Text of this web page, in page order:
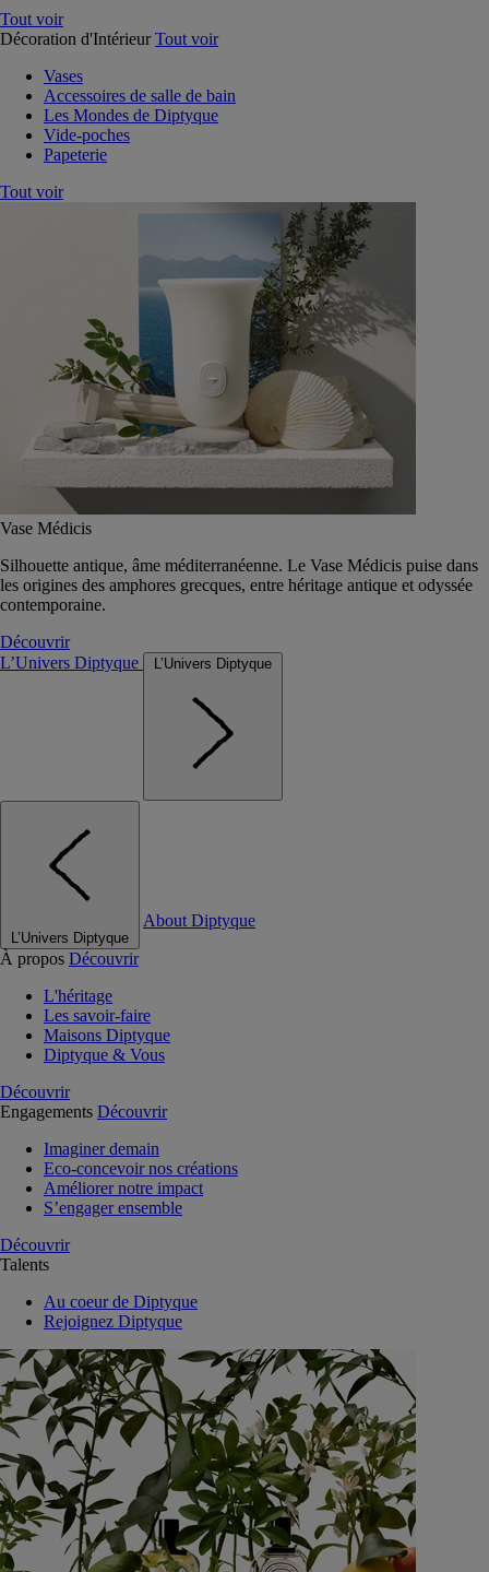
Tout voir
Décoration d'Intérieur Tout voir
Vases
Accessoires de salle de bain
Les Mondes de Diptyque
Vide-poches
Papeterie
Tout voir
Vase Médicis
Silhouette antique, âme méditerranéenne. Le Vase Médicis puise dans
les origines des amphores grecques, entre héritage antique et odyssée
contemporaine.
Découvrir
L’Univers Diptyque
L’Univers Diptyque
L’Univers Diptyque
About Diptyque
À propos Découvrir
L'héritage
Les savoir-faire
Maisons Diptyque
Diptyque & Vous
Découvrir
Engagements Découvrir
Imaginer demain
Eco-concevoir nos créations
Améliorer notre impact
S’engager ensemble
Découvrir
Talents
Au coeur de Diptyque
Rejoignez Diptyque